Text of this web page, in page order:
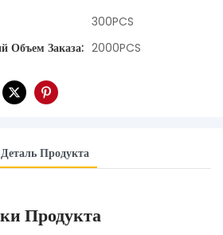
300PCS
Объем Заказа: 2000PCS
Деталь Продукта
Продукта